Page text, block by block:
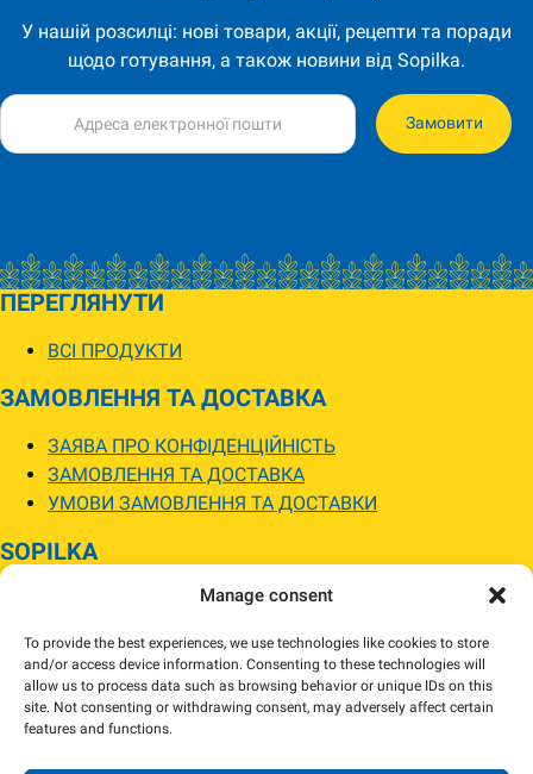
Manage consent
To provide the best experiences, we use technologies like cookies to store
and/or access device information. Consenting to these technologies will
allow us to process data such as browsing behavior or unique IDs on this
site. Not consenting or withdrawing consent, may adversely affect certain
features and functions.
У нашій розсилці: нові товари, акції, рецепти та поради
щодо готування, а також новини від Sopilka.
Замовити
ПЕРЕГЛЯНУТИ
ВСІ ПРОДУКТИ
ЗАМОВЛЕННЯ ТА ДОСТАВКА
ЗАЯВА ПРО КОНФІДЕНЦІЙНІСТЬ
ЗАМОВЛЕННЯ ТА ДОСТАВКА
УМОВИ ЗАМОВЛЕННЯ ТА ДОСТАВКИ
SOPILKA
МАГАЗИНИ SOPILKA
НОВИНИ
Зображення товарів на вебсайті можуть відрізнятися від їхнього